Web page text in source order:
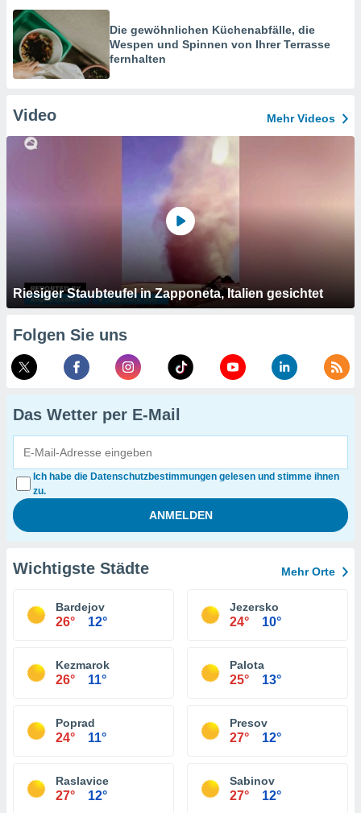
Die gewöhnlichen Küchenabfälle, die
Wespen und Spinnen von Ihrer Terrasse
fernhalten
Video Mehr Videos
Riesiger Staubteufel in Zapponeta, Italien gesichtet
Folgen Sie uns
Das Wetter per E-Mail
Ich habe die Datenschutzbestimmungen gelesen und stimme ihnen
zu.
Wichtigste Städte Mehr Orte
Bardejov
26° 12°
Jezersko
24° 10°
Kezmarok
26° 11°
Palota
25° 13°
Poprad
24° 11°
Presov
27° 12°
Raslavice
27° 12°
Sabinov
27° 12°